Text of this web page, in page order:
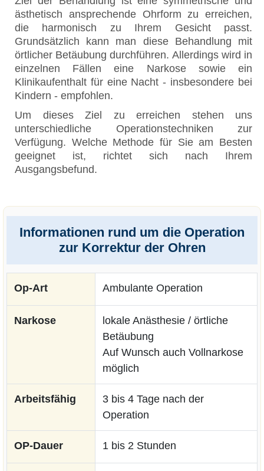
ästhetisch ansprechende Ohrform zu erreichen,
die harmonisch zu Ihrem Gesicht passt.
Grundsätzlich kann man diese Behandlung mit
örtlicher Betäubung durchführen. Allerdings wird in
einzelnen Fällen eine Narkose sowie ein
Klinikaufenthalt für eine Nacht - insbesondere bei
Kindern - empfohlen.
Um dieses Ziel zu erreichen stehen uns
unterschiedliche Operationstechniken zur
Verfügung. Welche Methode für Sie am Besten
geeignet ist, richtet sich nach Ihrem
Ausgangsbefund.
Informationen rund um die Operation
zur Korrektur der Ohren
Op-Art Ambulante Operation
Narkose
lokale Anästhesie / örtliche
Betäubung
Auf Wunsch auch Vollnarkose
möglich
Arbeitsfähig
3 bis 4 Tage nach der
Operation
OP-Dauer 1 bis 2 Stunden